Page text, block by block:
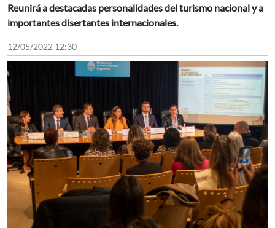
Reunirá a destacadas personalidades del turismo nacional y a
importantes disertantes internacionales.
12/05/2022 12:30